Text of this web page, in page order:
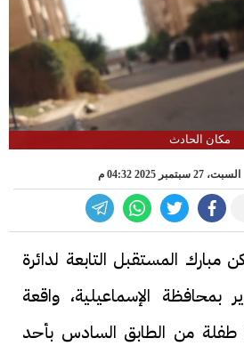
مكان الحادث
السبت، 27 سبتمبر 2025 04:32 م
المستقبل التابعة لدائرة
بمحافظة الإسماعيلية، واقعة
من الطابق السادس بأحد